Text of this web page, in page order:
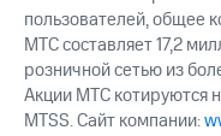
развитие
деловая этика
На главную
пользователей, общее
МТС составляет 17,2
розничной сетью из
Акции МТС котируются
MTSS. Сайт компании: